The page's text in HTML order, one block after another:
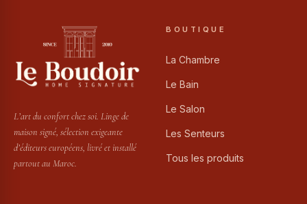
L’art du confort chez soi. Linge de
maison signé, sélection exigeante
d’éditeurs européens, livré et installé
partout au Maroc.
BOUTIQUE
La Chambre
Le Bain
Le Salon
Les Senteurs
Tous les produits